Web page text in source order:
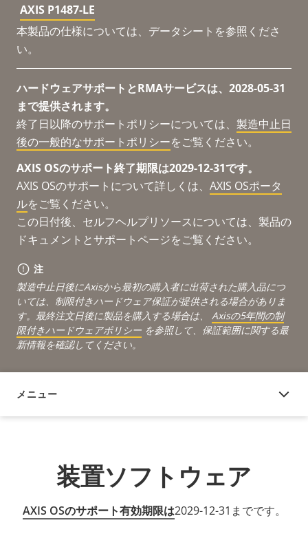
AXIS P1487-LE
本製品の仕様については、データシートを参照くださ
い。
ハードウェアサポートとRMAサービスは、2028-05-31
まで提供されます。
終了日以降のサポートポリシーについては、 製造中止日
後の一般的なサポートポリシーをご覧ください。
AXIS OSのサポート終了期限は2029-12-31です。
AXIS OSのサポートについて詳しくは、 AXIS OSポータ
ルをご覧ください。
この日付後、セルフヘルプリソースについては、製品の
ドキュメントとサポートページをご覧ください。
注
製造中止日後にAxisから最初の購入者に出荷された購入品につ
いては、制限付きハードウェア保証が提供される場合がありま
す。最終注文日後に製品を購入する場合は、 Axisの5年間の制
限付きハードウェアポリシー を参照して、保証範囲に関する最
新情報を確認してください。
メニュー
装置ソフトウェア
装置ソフトウェア
AXIS OSのサポート有効期限は2029-12-31までです。